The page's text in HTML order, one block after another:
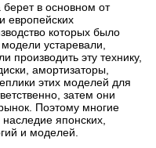
берет в основном от
европейских
которых было
устаревали,
производить эту технику,
амортизаторы,
этих моделей для
затем они
Поэтому многие
наследие японских,
и моделей.